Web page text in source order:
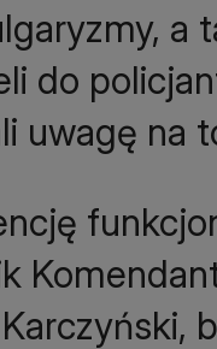
a
do
uwagę na